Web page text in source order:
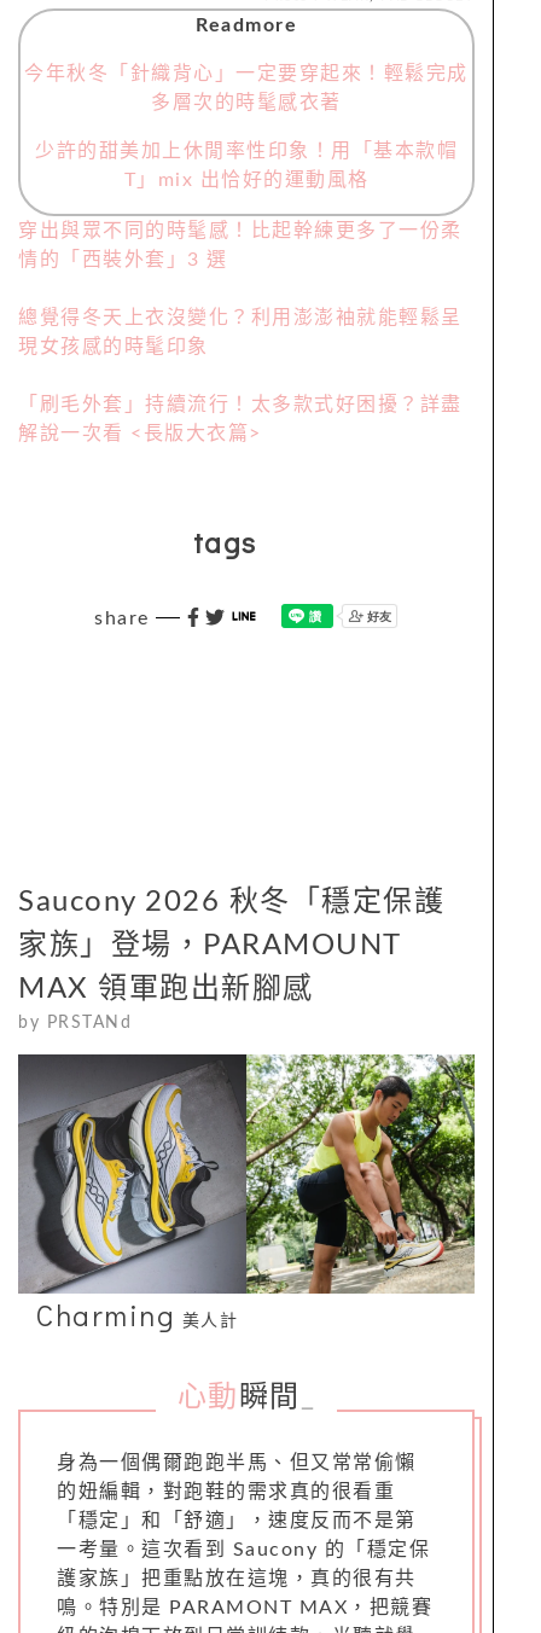
Readmore
今年秋冬「針織背心」一定要穿起來！輕鬆完成
多層次的時髦感衣著
少許的甜美加上休閒率性印象！用「基本款帽
T」mix 出恰好的運動風格
穿出與眾不同的時髦感！比起幹練更多了一份柔
情的「西裝外套」3 選
總覺得冬天上衣沒變化？利用澎澎袖就能輕鬆呈
現女孩感的時髦印象
「刷毛外套」持續流行！太多款式好困擾？詳盡
解說一次看 <長版大衣篇>
tags
share
Saucony 2026 秋冬「穩定保護
家族」登場，PARAMOUNT
MAX 領軍跑出新腳感
by PRSTANd
Charming 美人計
心動 瞬間
身為一個偶爾跑跑半馬、但又常常偷懶
的妞編輯，對跑鞋的需求真的很看重
「穩定」和「舒適」，速度反而不是第
一考量。這次看到 Saucony 的「穩定保
護家族」把重點放在這塊，真的很有共
鳴。特別是 PARAMONT MAX，把競賽